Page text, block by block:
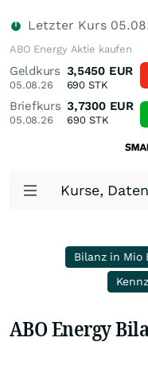
Letzter Kurs
ABO Energy Aktie kaufen
Geldkurs
05.08.26
3,5450 EUR
690 STK
Briefkurs
05.08.26
3,7300 EUR
690STK
Kurse,
Bilanz in Mio
ABO Energy